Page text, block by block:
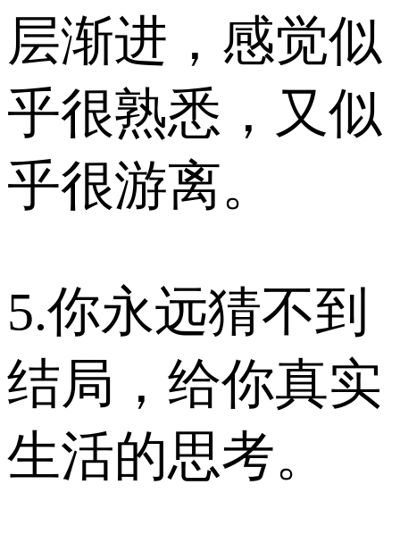
层渐进，感觉似
乎很熟悉，又似
乎很游离。
5.你永远猜不到
结局，给你真实
生活的思考。